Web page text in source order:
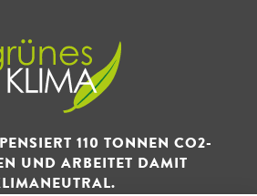
110 TONNEN CO2-
UND ARBEITET DAMIT